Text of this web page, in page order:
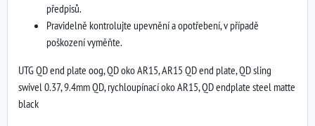
předpisů.
Pravidelně kontrolujte upevnění a opotřebení, v případě
poškození vyměňte.
UTG QD end plate oog, QD oko AR15, AR15 QD end plate, QD sling
swivel 0.37, 9.4mm QD, rychloupínací oko AR15, QD endplate steel matte
black